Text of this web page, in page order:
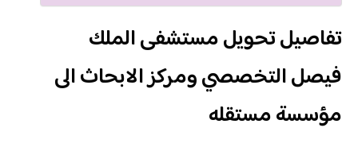
تفاصيل تحويل مستشفى الملك
فيصل التخصصي ومركز الابحاث الى
مؤسسة مستقله